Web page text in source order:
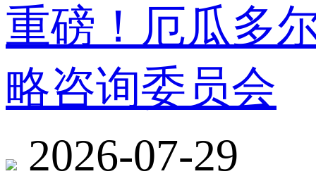
重磅！厄瓜多
略咨询委员会
2026-07-29